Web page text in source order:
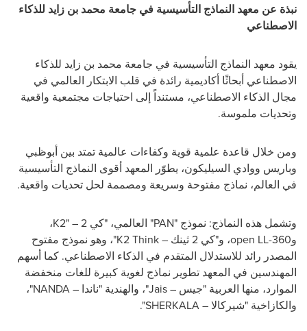
نبذة عن معهد النماذج التأسيسية في جامعة محمد بن زايد للذكاء
الاصطناعي
يقود معهد النماذج التأسيسية في جامعة محمد بن زايد للذكاء
الاصطناعي أبحاثًا أكاديمية رائدة في قلب الابتكار العالمي في
مجال الذكاء الاصطناعي، مستنداً إلى احتياجات مجتمعية واقعية
وتحديات ملموسة.
ومن خلال قاعدة علمية قوية وكفاءات عالمية تمتد بين أبوظبي
وباريس ووادي السيليكون، يطوّر المعهد أقوى النماذج التأسيسية
في العالم، نماذج مفتوحة وسريعة ومصممة لحل تحديات واقعية.
وتشمل هذه النماذج: نموذج "PAN" العالمي، "كي 2 – " K2،
و360-
open LL، و"كي 2 ثينك – K2 Think"، وهو نموذج مفتوح
المصدر رائد للاستدلال المتقدم في الذكاء الاصطناعي. كما أسهم
المهندسين في المعهد تطوير نماذج لغوية كبيرة للغات منخفضة
الموارد، منها العربية "جيس –Jais"، والهندية "ناندا –NANDA"،
والكازاخية "شيركالا –SHERKALA
".